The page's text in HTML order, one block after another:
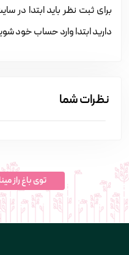
برای ثبت نظر باید ابتدا در
دارید ابتدا وارد حساب خود
نظرات شما
توی باغ راز